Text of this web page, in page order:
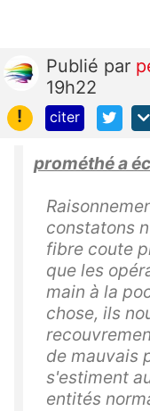
Publié par
19h22
!
citer
prométhé a
constatons
fibre coute
que les
main à la
chose, ils
de mauvais
s'estiment
entités